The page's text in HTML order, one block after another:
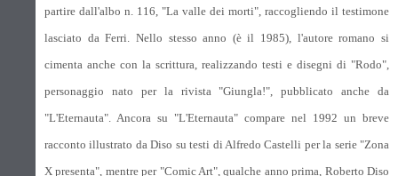
partire dall'albo n. 116, "La valle dei morti", raccogliendo il testimone
lasciato da Ferri. Nello stesso anno (è il 1985), l'autore romano si
cimenta anche con la scrittura, realizzando testi e disegni di "Rodo",
personaggio nato per la rivista "Giungla!", pubblicato anche da
"L'Eternauta". Ancora su "L'Eternauta" compare nel 1992 un breve
racconto illustrato da Diso su testi di Alfredo Castelli per la serie "Zona
X presenta", mentre per "Comic Art", qualche anno prima, Roberto Diso